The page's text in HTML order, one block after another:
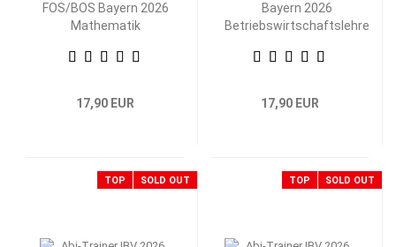
FOS/BOS Bayern 2026
Mathematik
Klasse
17,90 EUR
Bayern 2026
Betriebswirtschaftslehre
Klasse
17,90 EUR
TOP SOLD OUT TOP SOLD OUT